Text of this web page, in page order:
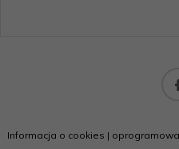
Informacja o cookies |